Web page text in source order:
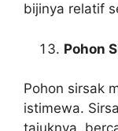
bijinya relatif
Pohon
Pohon sirsak
istimewa.
tajuknya